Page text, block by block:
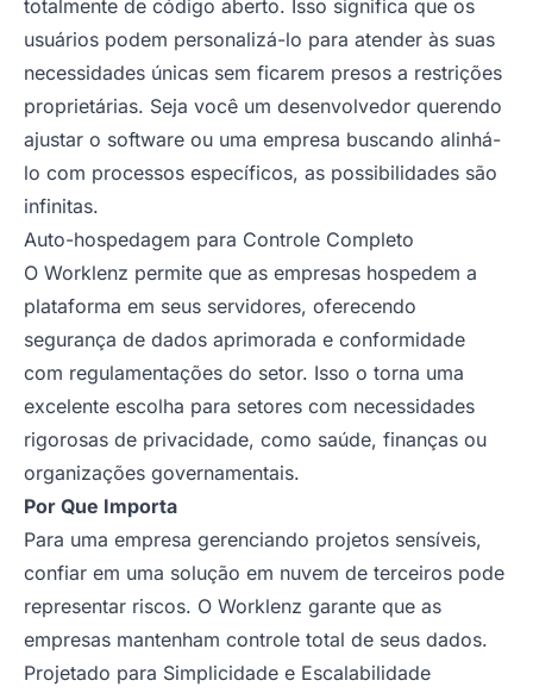
totalmente de código aberto. Isso significa que os
usuários podem personalizá-lo para atender às suas
necessidades únicas sem ficarem presos a restrições
proprietárias. Seja você um desenvolvedor querendo
ajustar o software ou uma empresa buscando alinhá-
lo com processos específicos, as possibilidades são
infinitas.
Auto-hospedagem para Controle Completo
O Worklenz permite que as empresas hospedem a
plataforma em seus servidores, oferecendo
segurança de dados aprimorada e conformidade
com regulamentações do setor. Isso o torna uma
excelente escolha para setores com necessidades
rigorosas de privacidade, como saúde, finanças ou
organizações governamentais.
Por Que Importa
Para uma empresa gerenciando projetos sensíveis,
confiar em uma solução em nuvem de terceiros pode
representar riscos. O Worklenz garante que as
empresas mantenham controle total de seus dados.
Projetado para Simplicidade e Escalabilidade